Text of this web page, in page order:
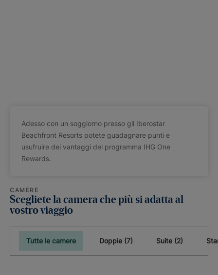
Adesso con un soggiorno presso gli Iberostar
Beachfront Resorts potete guadagnare punti e
usufruire dei vantaggi del programma IHG One
Rewards.
CAMERE
Scegliete la camera che più si adatta al
vostro viaggio
Tutte le camere Doppie (7) Suite (2)